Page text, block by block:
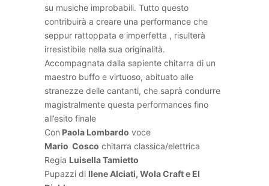
su musiche improbabili. Tutto questo
contribuirà a creare una performance che
seppur rattoppata e imperfetta , risulterà
irresistibile nella sua originalità.
Accompagnata dalla sapiente chitarra di un
maestro buffo e virtuoso, abituato alle
stranezze delle cantanti, che saprà condurre
magistralmente questa performances fino
all’esito finale
Con Paola Lombardo voce
Mario Cosco chitarra classica/elettrica
Regia Luisella Tamietto
Pupazzi di Ilene Alciati, Wola Craft e El